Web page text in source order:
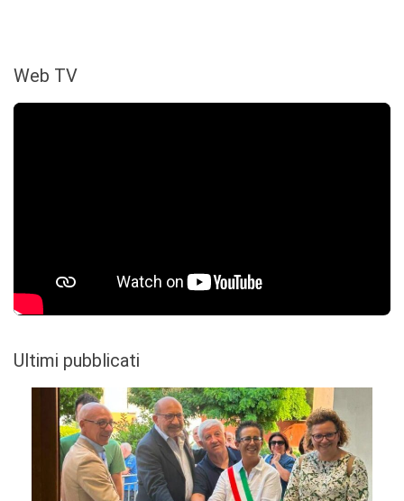
Web TV
Ultimi pubblicati